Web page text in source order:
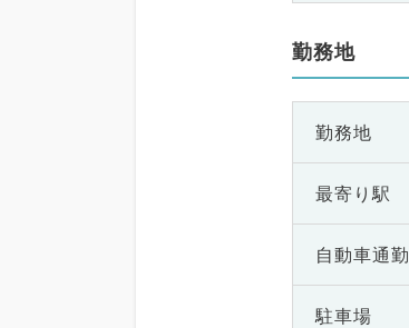
勤務地
勤務地
最寄り駅
自動車通勤
駐車場